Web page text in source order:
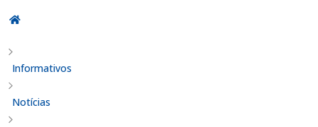
Informativos
Notícias